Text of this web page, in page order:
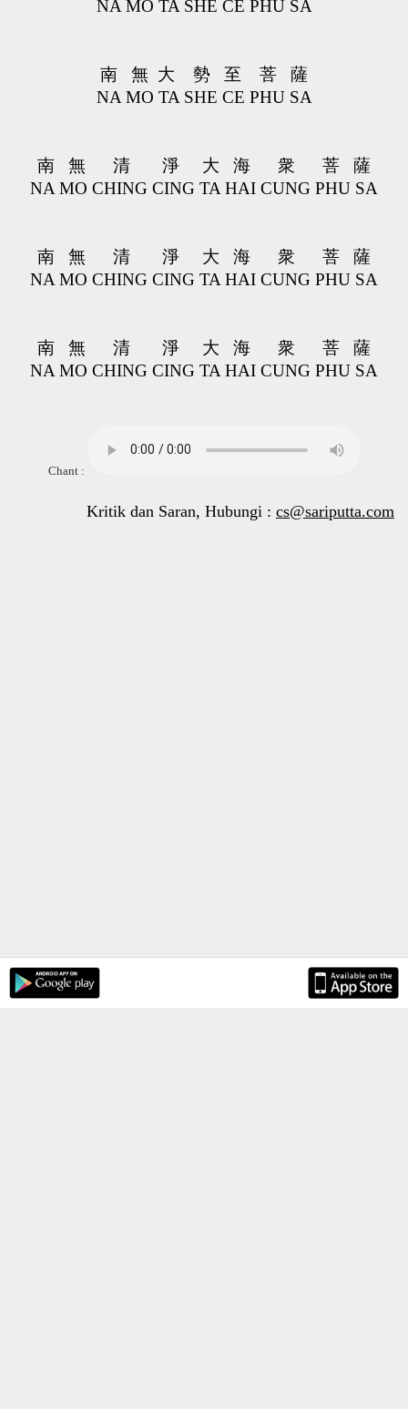
NA MO TA SHE CE PHU SA
南 無 大 勢 至 菩 薩
NA MO TA SHE CE PHU SA
南 無 清 淨 大 海 衆 菩 薩
NA MO CHING CING TA HAI CUNG PHU SA
南 無 清 淨 大 海 衆 菩 薩
NA MO CHING CING TA HAI CUNG PHU SA
南 無 清 淨 大 海 衆 菩 薩
NA MO CHING CING TA HAI CUNG PHU SA
Chant :
Kritik dan Saran, Hubungi : cs@sariputta.com